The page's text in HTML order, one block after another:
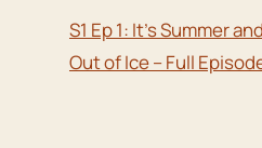
S1 Ep 1: It’s Summer
Out of Ice – Full